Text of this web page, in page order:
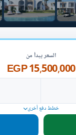
السعر يبدأ من
15,500,000 EGP
خطط دفع أخرى